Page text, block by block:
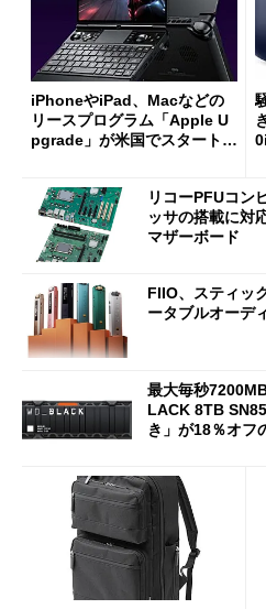
iPhoneやiPad、Macなどの
リースプログラム「Apple U
pgrade」が米国でスタート／
ut」が明...
リコーPFUコン
ッサの搭載に対
マザーボード
FIIO、スティッ
ータブルオーデ
最大毎秒
LACK 8TB
き」が18％オフ